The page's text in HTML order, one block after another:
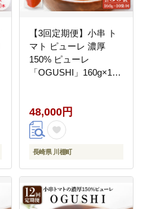
【3回定期便】小串 ト
マト ピューレ 濃厚
150% ピューレ
「OGUSHI」160g×10
48,000円
長崎県 川棚町